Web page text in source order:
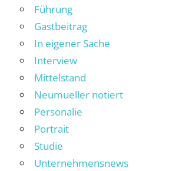
Führung
Gastbeitrag
In eigener Sache
Interview
Mittelstand
Neumueller notiert
Personalie
Portrait
Studie
Unternehmensnews